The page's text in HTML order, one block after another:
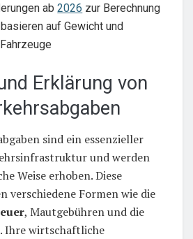
ab2026 zur Berechnung
auf Gewicht und
Erklärung von
sind ein essenzieller
und werden
Weise erhoben. Diese
verschiedene Formen wie die
, Mautgebühren und die
. Ihre wirtschaftliche